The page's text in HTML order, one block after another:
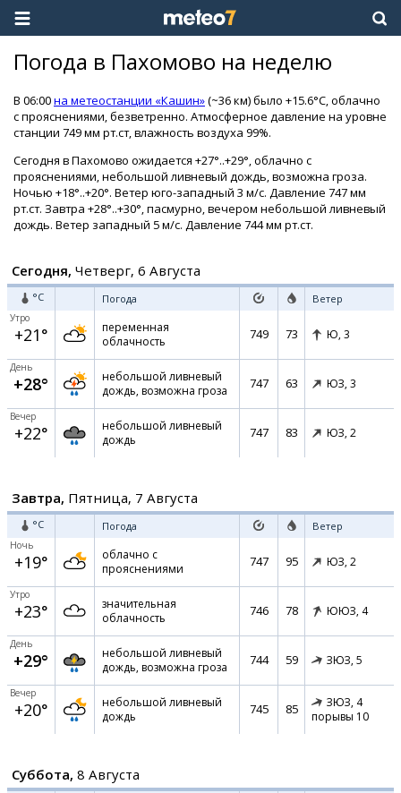
Погода в Пахомово на неделю
В 06:00на метеостанции «Кашин»(~36 км) было +15.6°C, облачно
с прояснениями, безветренно. Атмосферное давление на уровне
станции 749 мм рт.ст, влажность воздуха 99%.
Сегодня в Пахомово ожидается +27°..+29°, облачно с
прояснениями, небольшой ливневый дождь, возможна гроза.
Ночью +18°..+20°. Ветер юго-западный 3 м/с. Давление 747 мм
рт.ст. Завтра +28°..+30°, пасмурно, вечером небольшой ливневый
дождь. Ветер западный 5 м/с. Давление 744 мм рт.ст.
Сегодня, Четверг, 6 Августа
°C Погода Ветер
Утро
+21°
переменная
облачность
749 73 Ю, 3
День
+28°
небольшой ливневый
дождь, возможна гроза
747 63 ЮЗ, 3
Вечер
+22°
небольшой ливневый
дождь
747 83 ЮЗ, 2
Завтра, Пятница, 7 Августа
°C Погода Ветер
Ночь
+19°
облачно с
прояснениями
747 95 ЮЗ, 2
Утро
+23°
значительная
облачность
746 78 ЮЮЗ, 4
День
+29°
небольшой ливневый
дождь, возможна гроза
744 59 ЗЮЗ, 5
Вечер
+20°
небольшой ливневый
дождь
745 85 ЗЮЗ, 4
порывы 10
Суббота, 8 Августа